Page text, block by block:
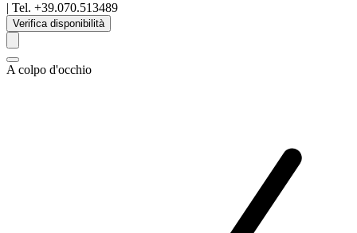
| Tel. +39.070.513489
Verifica disponibilità
A colpo d'occhio